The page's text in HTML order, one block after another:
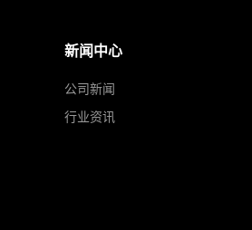
新闻中心
公司新闻
行业资讯